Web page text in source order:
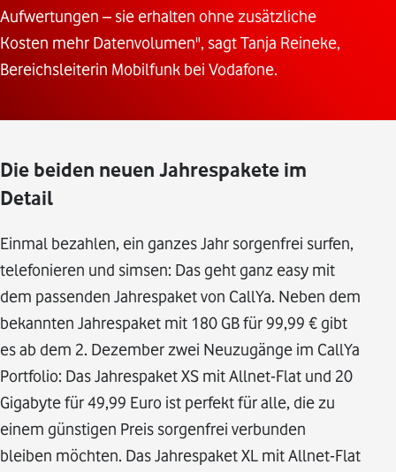
Aufwertungen – sie erhalten ohne zusätzliche
Kosten mehr Datenvolumen", sagt Tanja Reineke,
Bereichsleiterin Mobilfunk bei Vodafone.
Die beiden neuen Jahrespakete im
Detail
Einmal bezahlen, ein ganzes Jahr sorgenfrei surfen,
telefonieren und simsen: Das geht ganz easy mit
dem passenden Jahrespaket von CallYa. Neben dem
bekannten Jahrespaket mit 180 GB für 99,99 € gibt
es ab dem 2. Dezember zwei Neuzugänge im CallYa
Portfolio: Das Jahrespaket XS mit Allnet-Flat und 20
Gigabyte für 49,99 Euro ist perfekt für alle, die zu
einem günstigen Preis sorgenfrei verbunden
bleiben möchten. Das Jahrespaket XL mit Allnet-Flat